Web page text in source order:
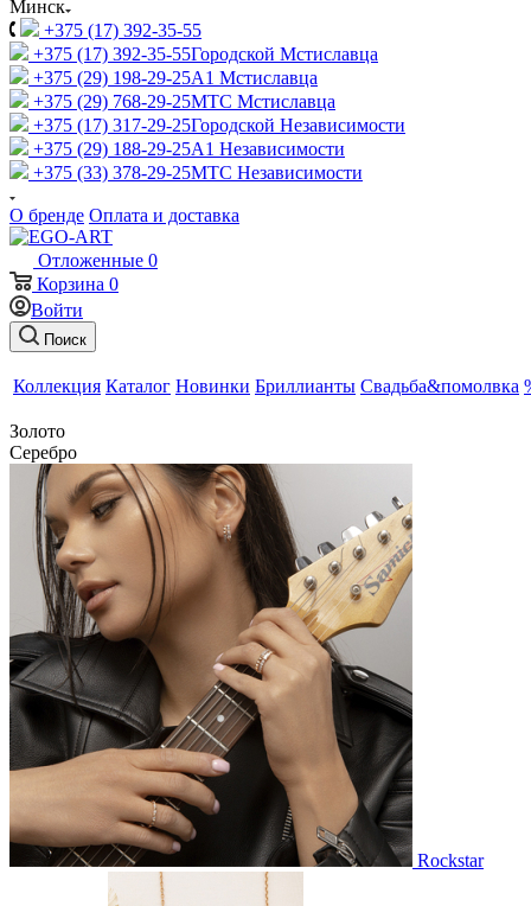
Минск
+375 (17) 392-35-55
+375 (17) 392-35-55Городской Мстиславца
+375 (29) 198-29-25A1 Мстиславца
+375 (29) 768-29-25МТС Мстиславца
+375 (17) 317-29-25Городской Независимости
+375 (29) 188-29-25A1 Независимости
+375 (33) 378-29-25МТС Независимости
О бренде Оплата и доставка
Отложенные 0
Корзина 0
Войти
Поиск
Коллекция Каталог Новинки Бриллианты Свадьба&помолвка
Золото
Серебро
Rockstar